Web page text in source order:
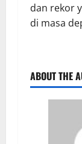
dan rekor
di masa
ABOUT THE